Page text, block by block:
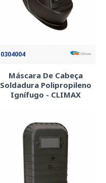
0304004
Máscara De Cabeça
Soldadura Polipropileno
Ignífugo - CLIMAX